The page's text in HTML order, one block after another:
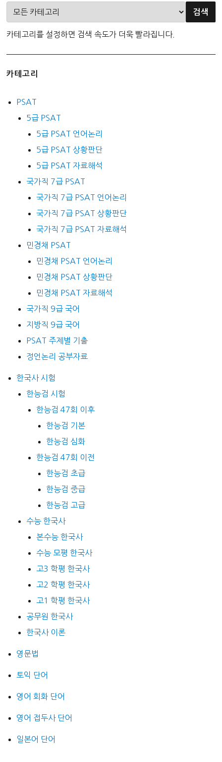
카테고리를 설정하면 검색 속도가 더욱 빨라집니다.
카테고리
PSAT
5급 PSAT
5급 PSAT 언어논리
5급 PSAT 상황판단
5급 PSAT 자료해석
국가직 7급 PSAT
국가직 7급 PSAT 언어논리
국가직 7급 PSAT 상황판단
국가직 7급 PSAT 자료해석
민경채 PSAT
민경채 PSAT 언어논리
민경채 PSAT 상황판단
민경채 PSAT 자료해석
국가직 9급 국어
지방직 9급 국어
PSAT 주제별 기출
정언논리 공부자료
한국사 시험
한능검 시험
한능검 47회 이후
한능검 기본
한능검 심화
한능검 47회 이전
한능검 초급
한능검 중급
한능검 고급
수능 한국사
본수능 한국사
수능 모평 한국사
고3 학평 한국사
고2 학평 한국사
고1 학평 한국사
공무원 한국사
한국사 이론
영문법
토익 단어
영어 회화 단어
영어 접두사 단어
일본어 단어